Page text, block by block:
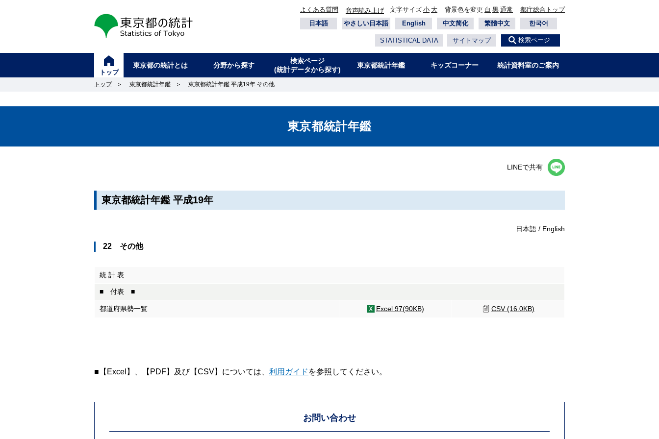
東京都の統計
よくある質問 音声読み上げ 文字サイズ 小 大 背景色を変更 白 黒 通常
都庁総合トップ
日本語
やさしい日本語 English 中文简化 繁體中文 한국어
STATISTICAL DATA サイトマップ 検索ページ
トップ
東京都の統計とは 分野から探す
検索ページ
(統計データから探す)
東京都統計年鑑 キッズコーナー 統計資料室のご案内
トップ ＞ 東京都統計年鑑 ＞ 東京都統計年鑑 平成19年 その他
東京都統計年鑑
LINEで共有
東京都統計年鑑 平成19年
日本語 / English
22 その他
統 計 表
■ 付表 ■
都道府県勢一覧 Excel 97(90KB) CSV (16.0KB)
■【Excel】、【PDF】及び【CSV】については、 利用ガイド を参照してください。
お問い合わせ